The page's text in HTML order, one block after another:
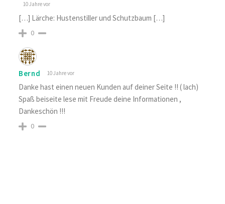
10 Jahre vor
[…] Lärche: Hustenstiller und Schutzbaum […]
0
Bernd 10 Jahre vor
Danke hast einen neuen Kunden auf deiner Seite !! ( lach)
Spaß beiseite lese mit Freude deine Informationen ,
Dankeschön !!!
0